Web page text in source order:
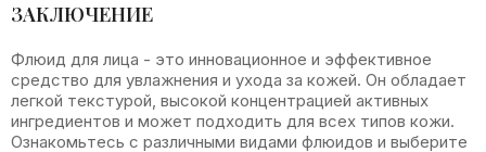
ЗАКЛЮЧЕНИЕ
Флюид для лица - это инновационное и эффективное
средство для увлажнения и ухода за кожей. Он обладает
легкой текстурой, высокой концентрацией активных
ингредиентов и может подходить для всех типов кожи.
Ознакомьтесь с различными видами флюидов и выберите